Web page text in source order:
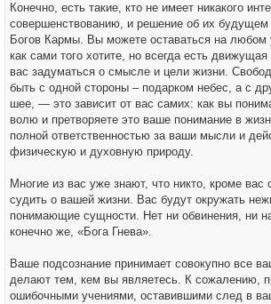
Конечно, есть такие, кто не имеет никакого
совершенствованию, и решение об их будущем
Богов Кармы. Вы можете оставаться на любом
как сами того хотите, но всегда есть
вас задуматься о смысле и цели жизни.
быть с одной стороны – подарком небес, а с
шее, — это зависит от вас самих: как вы
волю и претворяете это ваше понимание в
полной ответственностью за ваши мысли и
физическую и духовную природу.
Многие из вас уже знают, что никто, кроме вас
судить о вашей жизни. Вас будут окружать
понимающие сущности. Нет ни обвинения, ни
конечно же, «Бога Гнева».
Ваше подсознание принимает совокупно все
делают тем, кем вы являетесь. К сожалению,
ошибочными учениями, оставившими след в